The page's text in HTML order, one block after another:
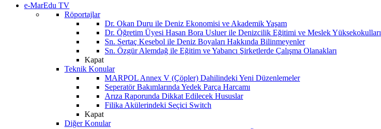
e-MarEdu TV
Röportajlar
Dr. Okan Duru ile Deniz Ekonomisi ve Akademik Yaşam
Dr. Öğretim Üyesi Hasan Bora Usluer ile Denizcilik Eğitimi ve Meslek Yüksekokulları
Sn. Sertaç Kesebol ile Deniz Boyaları Hakkında Bilinmeyenler
Sn. Özgür Alemdağ ile Eğitim ve Yabancı Şirketlerde Çalışma Olanakları
Kapat
Teknik Konular
MARPOL Annex V (Çöpler) Dahilindeki Yeni Düzenlemeler
Seperatör Bakımlarında Yedek Parça Harcamı
Arıza Raporunda Dikkat Edilecek Hususlar
Filika Akülerindeki Seçici Switch
Kapat
Diğer Konular